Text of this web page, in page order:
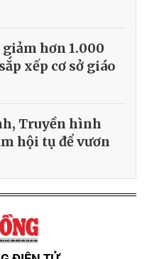
hơn 1.000
xếp cơ sở giáo
Truyền hình
hội tụ để vươn